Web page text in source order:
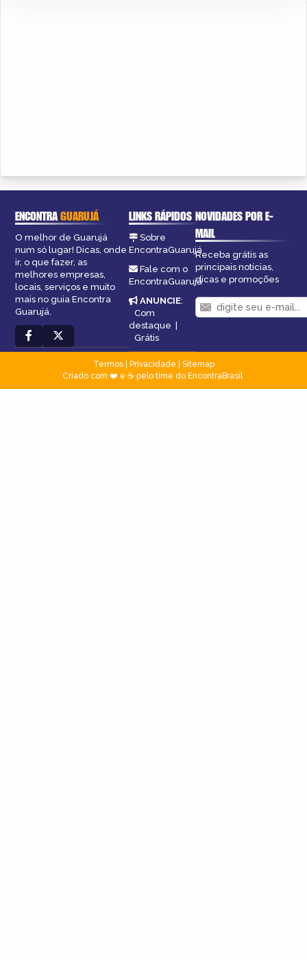
ENCONTRAGUARUJÁ
O melhor de Guarujá
num só lugar! Dicas, onde
ir, o que fazer, as
melhores empresas,
locais, serviços e muito
mais no guia Encontra
Guarujá.
LINKS RÁPIDOS
Sobre
EncontraGuarujá
Fale com o
EncontraGuarujá
ANUNCIE:
Com
destaque |
Grátis
NOVIDADES POR E-
MAIL
Receba grátis as
principais notícias,
dicas e promoções
Termos| Privacidade
Sitemap
Criado com ❤️ e ☕ pelo time do EncontraBrasil